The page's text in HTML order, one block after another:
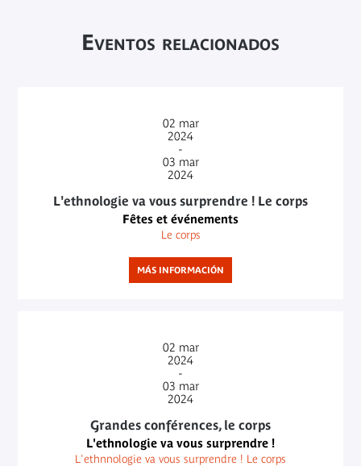
Eventos relacionados
02 mar
2024
-
03 mar
2024
L'ethnologie va vous surprendre ! Le corps
Fêtes et événements
Le corps
MÁS INFORMACIÓN
02 mar
2024
-
03 mar
2024
Grandes conférences, le corps
L'ethnologie va vous surprendre !
L'ethnnologie va vous surprendre ! Le corps